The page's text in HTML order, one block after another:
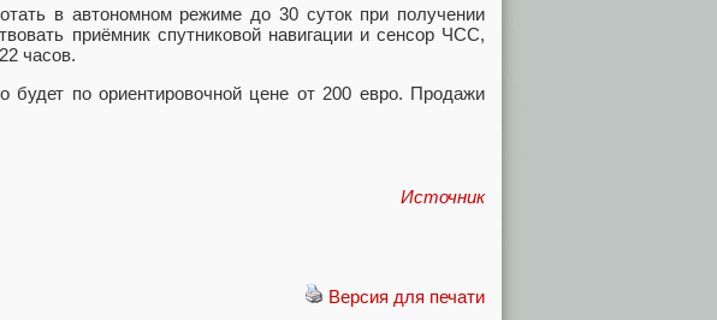
в автономном режиме до 30 суток при получении
приёмник спутниковой навигации и сенсор ЧСС,
часов.
по ориентировочной цене от 200 евро. Продажи
Источник
Версия для печати